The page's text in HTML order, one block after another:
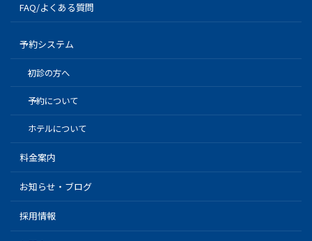
FAQ/よくある質問
予約システム
初診の方へ
予約について
ホテルについて
料金案内
お知らせ・ブログ
採用情報